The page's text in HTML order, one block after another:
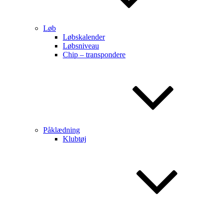
Løb
Løbskalender
Løbsniveau
Chip – transpondere
Påklædning
Klubtøj